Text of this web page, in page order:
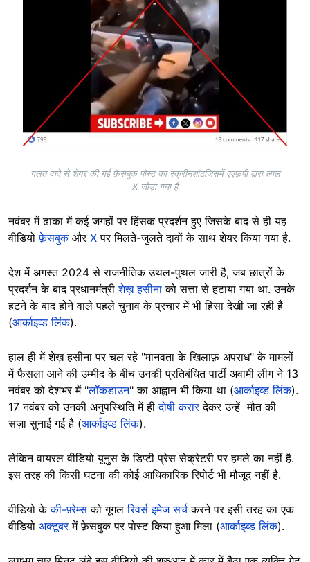
गलत दावे से शेयर की गई फ़ेसबुक पोस्ट का स्क्रीनशॉटजिसमें एएफ़पी द्वारा लाल
X जोड़ा गया है
नवंबर में ढाका में कई जगहों पर हिंसक प्रदर्शन हुए जिसके बाद से ही यह
वीडियोफ़ेसबुक और Xपर मिलते-जुलते दावों के साथ शेयर किया गया है.
देश में अगस्त 2024 से राजनीतिक उथल-पुथल जारी है, जब छात्रों के
प्रदर्शन के बाद प्रधानमंत्रीशेख़ हसीना को सत्ता से हटाया गया था. उनके
हटने के बाद होने वाले पहले चुनाव के प्रचार में भी हिंसा देखी जा रही है
(आर्काइव्ड लिंक).
हाल ही में शेख़ हसीना पर चल रहे "मानवता के खिलाफ़ अपराध" के मामलों
में फैसला आने की उम्मीद के बीच उनकी प्रतिबंधित पार्टी अवामी लीग ने 13
नवंबर को देशभर में "लॉकडाउन" का आह्वान भी किया था (आर्काइव्ड लिंक).
17 नवंबर को उनकी अनुपस्थिति में हीदोषी करारदेकर उन्हें मौत की
सज़ा सुनाई गई है (आर्काइव्ड लिंक).
लेकिन वायरल वीडियो यूनुस के डिप्टी प्रेस सेक्रेटरी पर हमले का नहीं है.
इस तरह की किसी घटना की कोई आधिकारिक रिपोर्ट भी मौजूद नहीं है.
वीडियो केकी-फ़्रेम्सको गूगलरिवर्स इमेज सर्च करने पर इसी तरह का एक
वीडियो अक्टूबरमें फ़ेसबुक पर पोस्ट किया हुआ मिला (आर्काइव्ड लिंक).